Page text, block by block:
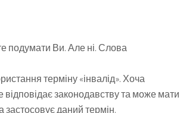
подумати Ви. Але ні. Слова
терміну «інвалід». Хоча
законодавству та може мати
застосовує даний термін.